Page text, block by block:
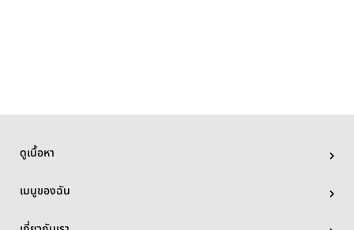
ดูเนื้อหา
เมนูของฉัน